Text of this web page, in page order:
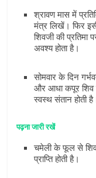
श्रावण मास में
मंत्र लिखें। फिर
शिवजी की
अवश्य होता है।
सोमवार के दिन
और आधा कपूर शिव
स्वस्थ संतान होती
पढ़ना जारी रखें
चमेली के फूल से
प्राप्ति होती है।